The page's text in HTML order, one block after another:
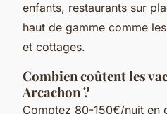
enfants, restaurants sur
haut de gamme comme
et cottages.
Combien coûtent les
Arcachon ?
Comptez 80-150€/nuit en